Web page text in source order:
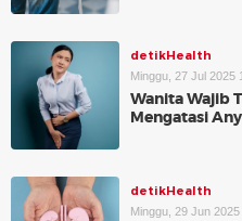
detikHealth
Minggu, 27 Jul 2025
Wanita Wajib
Mengatasi
detikHealth
Minggu, 29 Jun